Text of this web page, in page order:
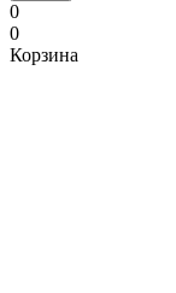
0
0
Корзина